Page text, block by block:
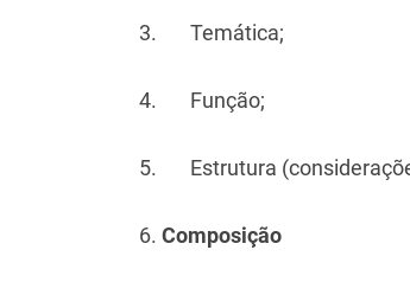
3. Temática;
4. Função;
5. Estrutura
6. Composição